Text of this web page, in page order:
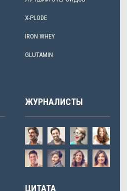
X-PLODE
IRON WHEY
GLUTAMIN
ЖУРНАЛИСТЫ
ЦИТАТА